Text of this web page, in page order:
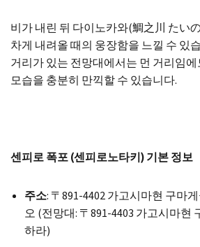
비가 내린 뒤 다이노카와(鯛之川 たい
차게 내려올 때의 웅장함을 느낄 수 있
거리가 있는 전망대에서는 먼 거리임
모습을 충분히 만끽할 수 있습니다.
센피로 폭포 (센피로노타키) 기본 정보
주소: 〒891-4402 가고시마현 구마
오 (전망대: 〒891-4403 가고시마현
하라)